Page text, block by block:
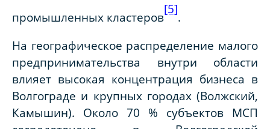
промышленных кластеров
[5]
.
На географическое распределение малого
предпринимательства внутри области
влияет высокая концентрация бизнеса в
Волгограде и крупных городах (Волжский,
Камышин). Около 70 % субъектов МСП